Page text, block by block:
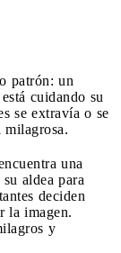
patrón: un
cuidando su
se extravía o se
milagrosa.
una
aldea para
deciden
la imagen.
y